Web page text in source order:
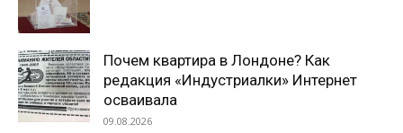
Почем квартира в Лондоне? Как
редакция «Индустриалки» Интернет
осваивала
09.08.2026